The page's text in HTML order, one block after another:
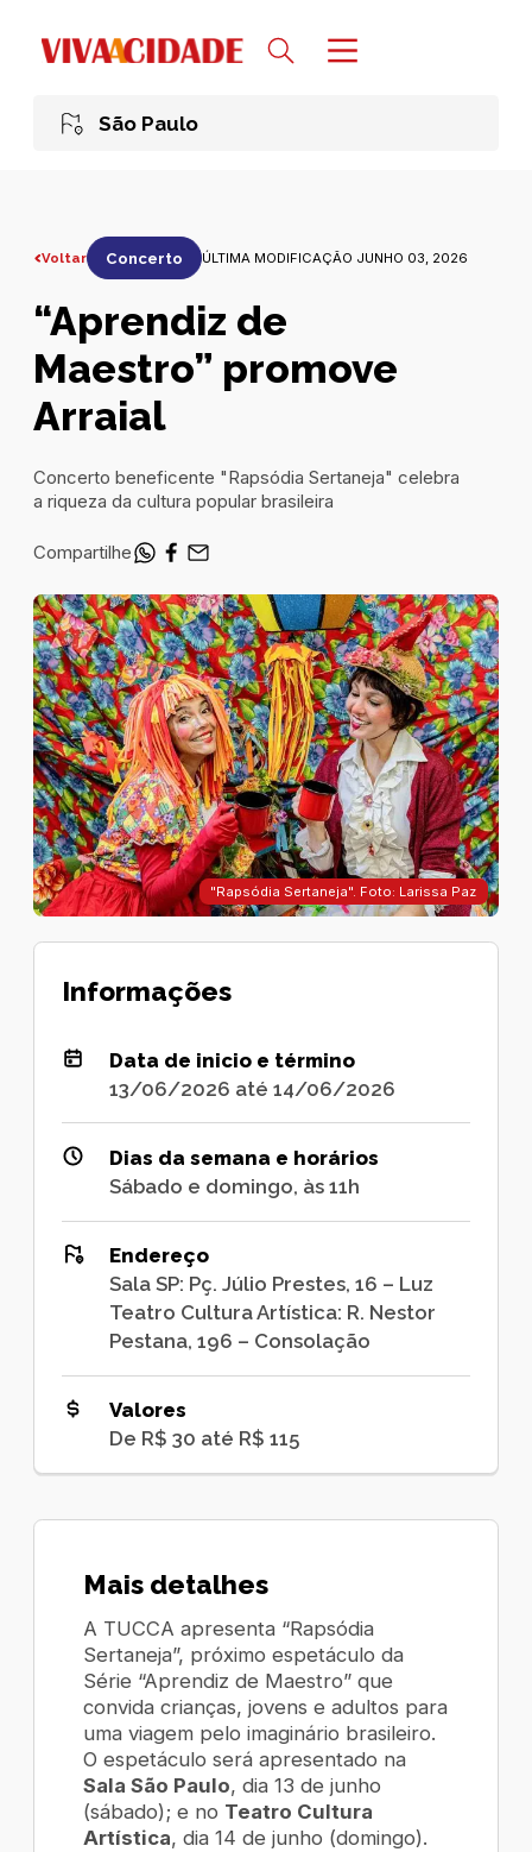
São Paulo
Voltar Concerto ÚLTIMA MODIFICAÇÃO JUNHO 03, 2026
“Aprendiz de
Maestro” promove
Arraial
Concerto beneficente "Rapsódia Sertaneja" celebra
a riqueza da cultura popular brasileira
Compartilhe
"Rapsódia Sertaneja". Foto: Larissa Paz
Informações
Data de inicio e término
13/06/2026 até 14/06/2026
Dias da semana e horários
Sábado e domingo, às 11h
Endereço
Sala SP: Pç. Júlio Prestes, 16 – Luz
Teatro Cultura Artística: R. Nestor
Pestana, 196 – Consolação
Valores
De R$ 30 até R$ 115
Mais detalhes
A TUCCA apresenta “Rapsódia
Sertaneja”, próximo espetáculo da
Série “Aprendiz de Maestro” que
convida crianças, jovens e adultos para
uma viagem pelo imaginário brasileiro.
O espetáculo será apresentado na
Sala São Paulo, dia 13 de junho
(sábado); e no Teatro Cultura
Artística, dia 14 de junho (domingo).